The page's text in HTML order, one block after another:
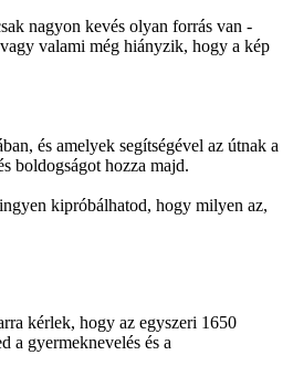
nagyon kevés olyan forrás van -
valami még hiányzik, hogy a kép
és amelyek segítségével az útnak a
boldogságot hozza majd.
kipróbálhatod, hogy milyen az,
kérlek, hogy az egyszeri 1650
a gyermeknevelés és a